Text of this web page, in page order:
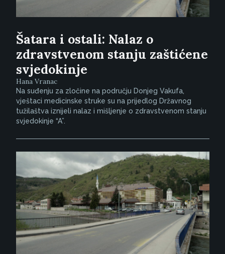
Šatara i ostali: Nalaz o
zdravstvenom stanju zaštićene
svjedokinje
Hana Vranac
Na suđenju za zločine na području Donjeg Vakufa,
vještaci medicinske struke su na prijedlog Državnog
tužilaštva iznijeli nalaz i mišljenje o zdravstvenom stanju
svjedokinje “A”.